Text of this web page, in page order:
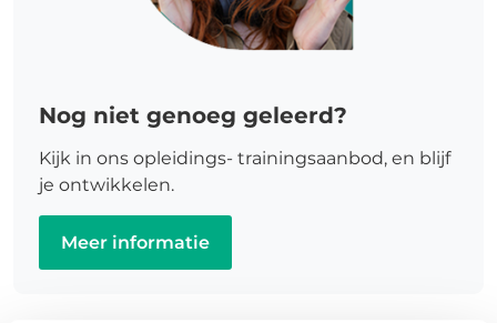
Nog niet genoeg geleerd?
Kijk in ons opleidings- trainingsaanbod, en blijf
je ontwikkelen.
Meer informatie